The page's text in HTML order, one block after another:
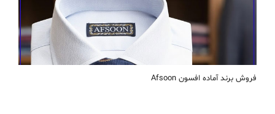
فروش برند آماده افسون Afsoon